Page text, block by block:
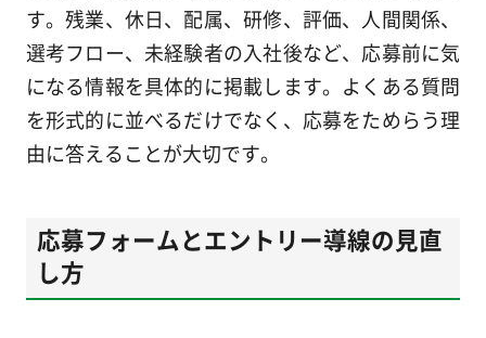
す。残業、休日、配属、研修、評価、人間関係、
選考フロー、未経験者の入社後など、応募前に気
になる情報を具体的に掲載します。よくある質問
を形式的に並べるだけでなく、応募をためらう理
由に答えることが大切です。
応募フォームとエントリー導線の見直
し方